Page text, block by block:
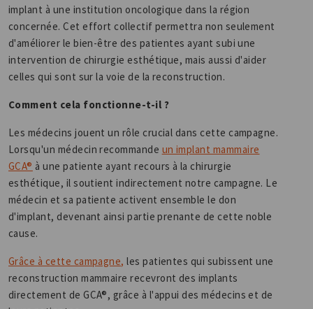
implant à une institution oncologique dans la région
concernée. Cet effort collectif permettra non seulement
d'améliorer le bien-être des patientes ayant subi une
intervention de chirurgie esthétique, mais aussi d'aider
celles qui sont sur la voie de la reconstruction.
Comment cela fonctionne-t-il ?
Les médecins jouent un rôle crucial dans cette campagne.
Lorsqu'un médecin recommande un implant mammaire
GCA® à une patiente ayant recours à la chirurgie
esthétique, il soutient indirectement notre campagne. Le
médecin et sa patiente activent ensemble le don
d'implant, devenant ainsi partie prenante de cette noble
cause.
Grâce à cette campagne, les patientes qui subissent une
reconstruction mammaire recevront des implants
directement de GCA®, grâce à l'appui des médecins et de